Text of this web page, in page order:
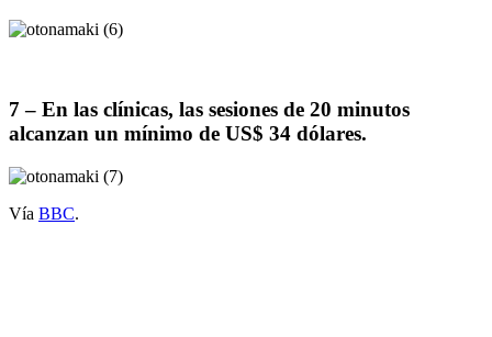
7 – En las clínicas, las sesiones de 20 minutos
alcanzan un mínimo de US$ 34 dólares.
Vía BBC.